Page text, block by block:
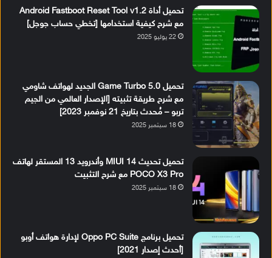
تحميل أداة Android Fastboot Reset Tool v1.2
مع شرح كيفية استخدامها [تخطي حساب جوجل]
22 يوليو 2025
تحميل Game Turbo 5.0 الجديد لهواتف شاومي
مع شرح طريقة تثبيته [الإصدار العالمي من الجيم
تربو – مُحدث بتاريخ 21 نوفمبر 2023]
18 سبتمبر 2025
تحميل تحديث MIUI 14 وأندرويد 13 المستقر لهاتف
POCO X3 Pro مع شرح التثبيت
18 سبتمبر 2025
تحميل برنامج Oppo PC Suite لإدارة هواتف أوبو
[أحدث إصدار 2021]